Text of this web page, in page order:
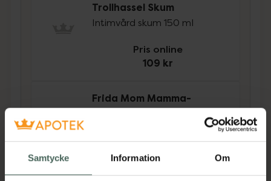
Samtycke Information Om
Trollhassel Skum
Intimvård skum 150 ml
Pris online
109 kr
Frida Mom Mamma-
Pris online